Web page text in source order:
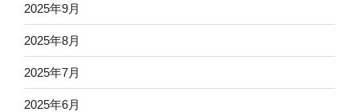
2025年9月
2025年8月
2025年7月
2025年6月